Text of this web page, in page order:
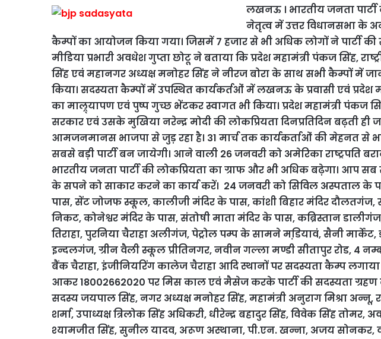
लखनऊ । भारतीय जनता
नेतृत्व में उत्तर विधानसभा के
कैम्पों का आयोजन कियागया। जिसमें 7 हजार से भी अधिक लोगों ने पार्टी
मीडिया प्रभारी अवधेश गुप्ता छोटू ने बताया कि प्रदेश महामंत्री पंकज सिंह,
सिंह एवं महानगर अध्यक्ष मनोहर सिंह ने नीरज बोरा के साथ सभी कैम्पों में
किया। सदस्यता कैम्पों में उपस्थित कार्यकर्तओं में लखनऊ के प्रवासी एवं प्रदेश
का माल्र्यापण एवं पुष्प गुच्छ भेंटकर स्वागत भी किया। प्रदेश महामंत्री पंकज
सरकार एवं उसके मुखिया नरेन्द्र मोदी की लोकप्रियता दिनप्रतिदिन बढ़ती ही
आमजनमानस भाजपा से जुड़ रहा है। 31 मार्च तक कार्यकर्ताओं की मेहनत से
सबसे बड़ी पार्टीबन जायेगी। आने वाली 26 जनवरी को अमेरिका राष्ट्रपति
भारतीय जनता पार्टी की लोकप्रियता का ग्राफ और भी अधिक बढ़ेगा। आप
के सपने को साकार करने का कार्य करें। 24 जनवरी को सिविल अस्पताल के
पास, सेंट जोजफ स्कूल, कालीजी मंदिर के पास, कांशी बिहार मंदिर
निकट, कोनेश्वर मंदिर के पास, संतोषी माता मंदिर के पास, कब्रिस्तान
तिराहा, पुरनिया चैराहा अलीगंज, पेट्रोल पम्प के सामने मडि़यावं, सैनी मार्केट,
इन्दलगंज, ग्रीन वैली स्कूल प्रीतिनगर, नवीन गल्ला मण्डी सीतापुर रोड, 4
बैंक चैराहा, इंजीनियरिंग कालेज चैराहा आदि स्थानों पर सदस्यता कैम्प
आकर 18002662020 पर मिस काल एवं मैसेज करके पार्टी की सदस्यता ग्रहण
सदस्य जयपाल सिंह, नगर अध्यक्ष मनोहर सिंह, महामंत्री अनुराग मिश्रा अन्नू,
शर्मा, उपाध्यक्ष त्रिलोक सिंह अधिकरी, धीरेन्द्र बहादुर सिंह, विवेक सिंह तोमर,
श्यामजीत सिंह, सुनील यादव, अरूण अस्थाना, पी.एन. खन्ना, अजय सोनकर,